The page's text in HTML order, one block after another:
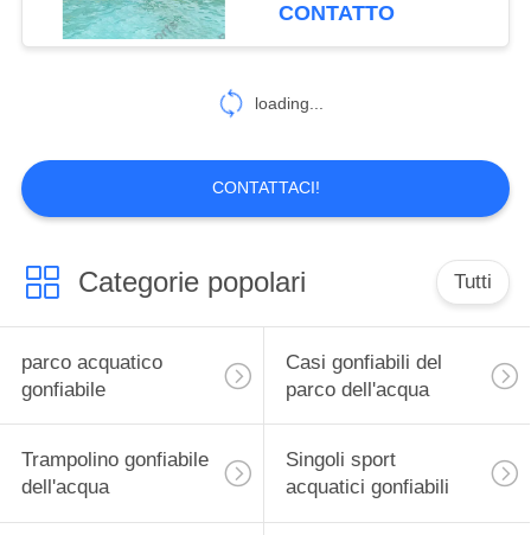
gonfiabile paintball
26
Pista di aria di
ginnastica
6
CONTATTO
loading...
CONTATTACI!
Categorie popolari Tutti
parco acquatico
gonfiabile
Casi gonfiabili del
parco dell'acqua
Trampolino gonfiabile
dell'acqua
Singoli sport
acquatici gonfiabili